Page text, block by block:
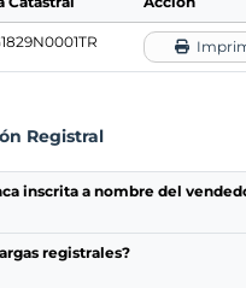
Registral
inscrita a nombre del
registrales?